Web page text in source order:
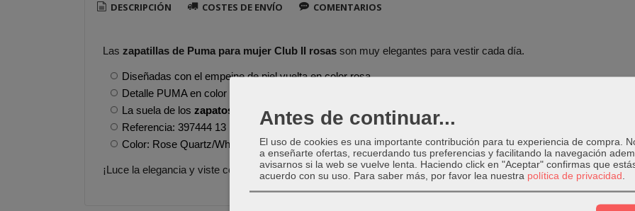
DESCRIPCIÓN COSTES DE ENVÍO COMENTARIOS
Laszapatillas de Puma para mujer Club II rosas son muy elegantes para vestir cada día.
Diseñadas con el empeine de piel vuelta en color rosa.
Detalle PUMA en color dorado.
La suela de loszapatos para vestir de Puma Club II
está compuesta de caucho marrón.
Referencia: 397444 13
Color: Rose Quartz/White
¡Luce la elegancia y viste con comodidad con las bambas rosas de Puma Club II!
Antes de continuar...
El uso de cookies es una importante contribución para tu experiencia de compra.
a enseñarte ofertas, recuerdando tus preferencias y facilitando la navegación
avisarnos si la web se vuelve lenta. Haciendo click en "Aceptar" confirmas que
acuerdo con su uso. Para saber más, por favor lea nuestra política de privacidad